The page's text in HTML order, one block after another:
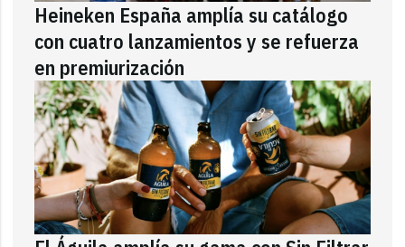
Heineken España amplía su catálogo
con cuatro lanzamientos y se refuerza
en premiurización